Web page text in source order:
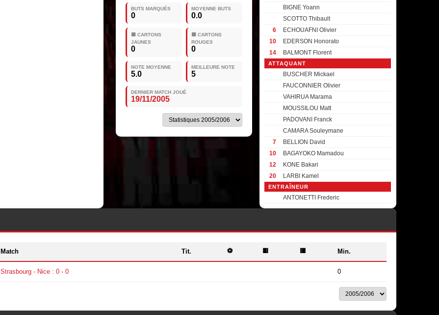
BUTS MARQUÉS
0
MOYENNE BUTS
0.0
🟨 CARTONS
JAUNES
0
🟥 CARTONS
ROUGES
0
NOTE MOYENNE
5.0
MEILLEURE NOTE
5
DERNIER MATCH JOUÉ
19/11/2005
BIGNE Yoann
SCOTTO Thibault
6
ECHOUAFNI Olivier
10
EDERSON Honorato
14
BALMONT Florent
ATTAQUANT
BUSCHER Mickael
FAUCONNIER Olivier
VAHIRUA Marama
MOUSSILOU Matt
PADOVANI Franck
CAMARA Souleymane
7
BELLION David
10
BAGAYOKO Mamadou
12
KONE Bakari
20
LARBI Kamel
ENTRAÎNEUR
ANTONETTI Frederic
Match Tit. ⚽ 🟨 🟥 Min.
Strasbourg - Nice : 0 - 0 0